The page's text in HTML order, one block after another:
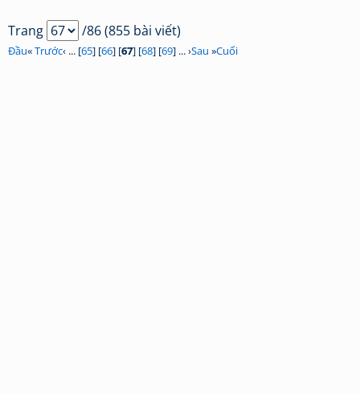
Trang /86 (855 bài viết)
Đầu«Trước‹ ... [65] [66] [67] [68] [69] ... ›Sau »Cuối